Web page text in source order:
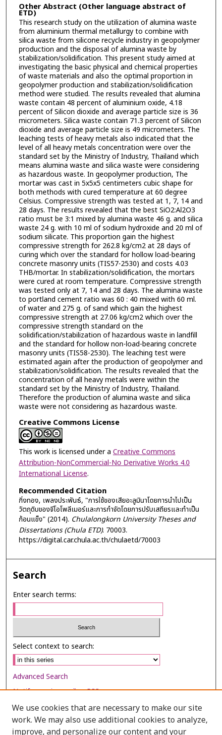
Other Abstract (Other language abstract of
ETD)
This research study on the utilization of alumina waste
from aluminium thermal metallurgy to combine with
silica waste from silicone recycle industry in geopolymer
production and the disposal of alumina waste by
stabilization/solidification. This present study aimed at
investigating the basic physical and chemical properties
of waste materials and also the optimal proportion in
geopolymer production and stabilization/solidification
method were studied. The results revealed that alumina
waste contain 48 percent of aluminium oxide, 4.18
percent of Silicon dioxide and average particle size is 36
micrometers. Silica waste contain 71.3 percent of Silicon
dioxide and average particle size is 49 micrometers. The
leaching tests of heavy metals also indicated that the
level of all heavy metals concentration were over the
standard set by the Ministry of Industry, Thailand which
means alumina waste and silica waste were considering
as hazardous waste. In geopolymer production, The
mortar was cast in 5x5x5 centimeters cubic shape for
both methods with cured temperature at 60 degree
Celsius. Compressive strength was tested at 1, 7, 14 and
28 days. The results revealed that the best SiO2:Al2O3
ratio must be 3:1 mixed by alumina waste 46 g. and silica
waste 24 g. with 10 ml of sodium hydroxide and 20 ml of
sodium silicate. This proportion gain the highest
compressive strength for 262.8 kg/cm2 at 28 days of
curing which over the standard for hollow load-bearing
concrete masonry units (TIS57-2530) and costs 4.03
THB/mortar. In stabilization/solidification, the mortars
were cured at room temperature. Compressive strength
was tested only at 7, 14 and 28 days. The alumina waste
to portland cement ratio was 60 : 40 mixed with 60 ml.
of water and 275 g. of sand which gain the highest
compressive strength at 27.06 kg/cm2 which over the
compressive strength standard on the
solidification/stabilization of hazardous waste in landfill
and the standard for hollow non-load-bearing concrete
masonry units (TIS58-2530). The leaching test were
estimated again after the production of geopolymer and
stabilization/solidification. The results revealed that the
concentration of all heavy metals were within the
standard set by the Ministry of Industry, Thailand.
Therefore the production of alumina waste and silica
waste were not considering as hazardous waste.
Creative Commons License
This work is licensed under a Creative Commons
Attribution-NonCommercial-No Derivative Works 4.0
International License.
Recommended Citation
กิ่งทอง, เพลงประพันธ์, "การใช้ของเสียอะลูมินาโดยการนำไปเป็น
วัตถุดิบของจีโอโพลีเมอร์และการกำจัดโดยการปรับเสถียรและทำเป็น
ก้อนแข็ง" (2014). Chulalongkorn University Theses and
Dissertations (Chula ETD). 70003.
https://digital.car.chula.ac.th/chulaetd/70003
Search
Enter search terms:
Select context to search:
Advanced Search
Notify me via email orRSS
Browse
Collections
We use cookies that are necessary to make our site
work. We may also use additional cookies to analyze,
improve, and personalize our content and your